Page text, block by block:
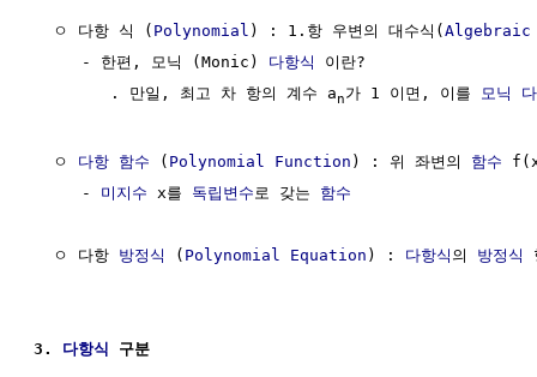
  ㅇ 다항 식 (
Polynomial ) : 1.항 우변의 대수식( Algebraic
     - 한편, 모닉 (Monic)
다항식
이란?
        . 만일, 최고 차 항의 계수 a
n가 1 이면, 이를 모닉
  ㅇ
다항 함수 ( Polynomial Function ) : 위 좌변의 함수
     -
미지수 x를 독립변수 로 갖는 함수
  ㅇ 다항
방정식 ( Polynomial Equation ) : 다항식 의 방정식
3. 다항식 구분